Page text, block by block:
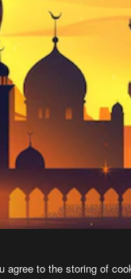
agree to the storing of